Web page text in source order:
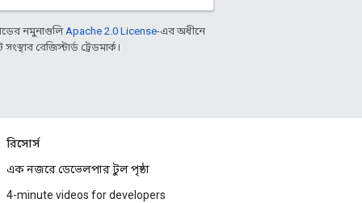
নমুনাগুলিApache 2.0 License-এর অধীনে
রেজিস্টার্ড ট্রেডমার্ক।
রিসোর্স
এক নজরে ডেভেলপার টুল পৃষ্ঠা
4-minute videos for developers